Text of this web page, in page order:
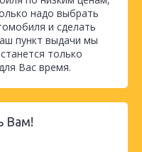
надо выбрать
и сделать
пункт выдачи мы
только
Вас время.
Вам!